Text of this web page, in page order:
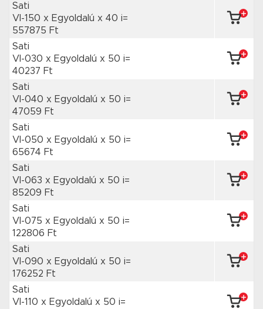
Sati
VI-150 x Egyoldalú x 40 i=
557875 Ft
Sati
VI-030 x Egyoldalú x 50 i=
40237 Ft
Sati
VI-040 x Egyoldalú x 50 i=
47059 Ft
Sati
VI-050 x Egyoldalú x 50 i=
65674 Ft
Sati
VI-063 x Egyoldalú x 50 i=
85209 Ft
Sati
VI-075 x Egyoldalú x 50 i=
122806 Ft
Sati
VI-090 x Egyoldalú x 50 i=
176252 Ft
Sati
VI-110 x Egyoldalú x 50 i=